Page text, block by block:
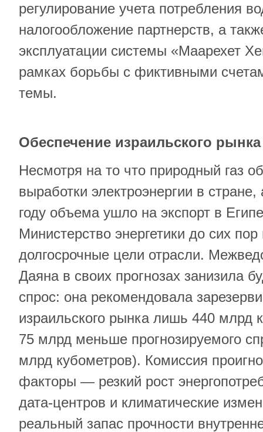
регулирование учета потребления
налогообложение партнерств, а
эксплуатации системы «Маарехет
рамках борьбы с фиктивными
темы.
Обеспечение израильского
Несмотря на то что природный газ
выработки электроэнергии в
году объема ушло на экспорт в
Министерство энергетики до сих
долгосрочные цели отрасли.
Даяна в своих прогнозах занизила
спрос: она рекомендовала
израильского рынка лишь 440 млрд
75 млрд меньше прогнозируемого
млрд кубометров). Комиссия
факторы — резкий рост
дата-центров и климатические
реальный запас прочности